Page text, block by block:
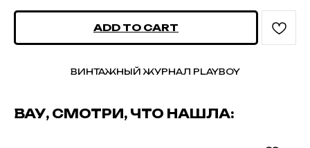
ADD TO CART
ВИНТАЖНЫЙ ЖУРНАЛ PLAYBOY
ВАУ, СМОТРИ, ЧТО НАШЛА: